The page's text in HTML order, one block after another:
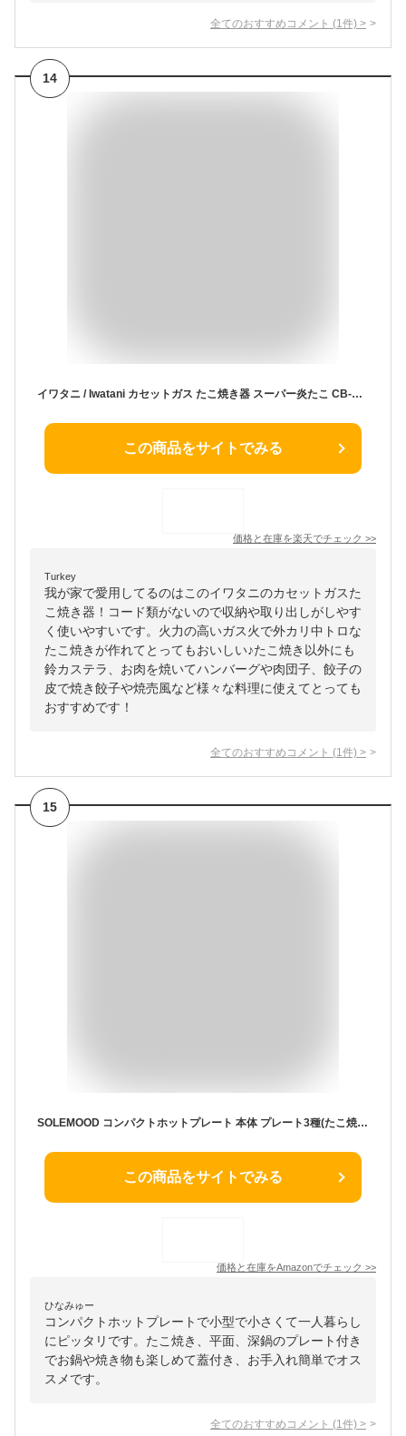
全てのおすすめコメント (1 件) >
14
イワタニ / Iwatani カセットガス たこ焼き器 スーパー炎たこ CB-ETK-1 イワタニ Iwatani 【送料無料】
この商品をサイトでみる
価格と在庫を楽天でチェック >>
Turkey
我が家で愛用してるのはこのイワタニのカセットガスた
こ焼き器！コード類がないので収納や取り出しがしやす
く使いやすいです。火力の高いガス火で外カリ中トロな
たこ焼きが作れてとってもおいしい♪たこ焼き以外にも
鈴カステラ、お肉を焼いてハンバーグや肉団子、餃子の
皮で焼き餃子や焼売風など様々な料理に使えてとっても
おすすめです！
全てのおすすめコメント (1 件) >
15
SOLEMOOD コンパクトホットプレート 本体 プレート3種(たこ焼き 平面 深鍋) おしゃれ かわいい これ1台 蓋 ふた付き 1200w 温度調節 洗いやすい 1人 2人 3人用 小型 小さいサイズ 少人数用 ひとり暮らしにも ブルー
この商品をサイトでみる
価格と在庫をAmazonでチェック >>
ひなみゅー
コンパクトホットプレートで小型で小さくて一人暮らし
にピッタリです。たこ焼き、平面、深鍋のプレート付き
でお鍋や焼き物も楽しめて蓋付き、お手入れ簡単でオス
スメです。
全てのおすすめコメント (1 件) >